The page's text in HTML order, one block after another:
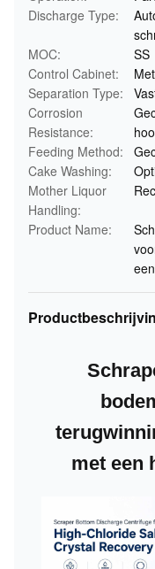
Discharge Type:
MOC:
SS
Control Cabinet:
Met
Separation Type:
Corrosion
Resistance:
Feeding Method:
Cake Washing:
Mother Liquor
Handling:
Product Name:
met een